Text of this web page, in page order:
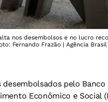
nos desembolsos e no lucro
Fernando Frazão | Agência Brasil
desembolsados pelo
Econômico e Social